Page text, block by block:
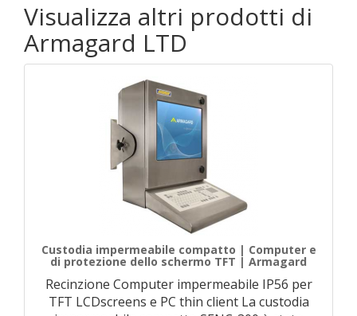
Visualizza altri prodotti di
Armagard LTD
Custodia impermeabile compatto | Computer e
di protezione dello schermo TFT | Armagard
Recinzione Computer impermeabile IP56 per
TFT LCDscreens e PC thin client La custodia